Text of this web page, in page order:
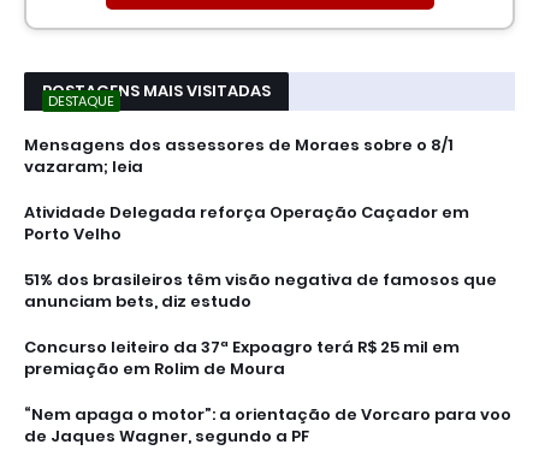
POSTAGENS MAIS VISITADAS
DESTAQUE
Mensagens dos assessores de Moraes sobre o 8/1
vazaram; leia
Atividade Delegada reforça Operação Caçador em
Porto Velho
51% dos brasileiros têm visão negativa de famosos que
anunciam bets, diz estudo
Concurso leiteiro da 37ª Expoagro terá R$ 25 mil em
premiação em Rolim de Moura
“Nem apaga o motor”: a orientação de Vorcaro para voo
de Jaques Wagner, segundo a PF